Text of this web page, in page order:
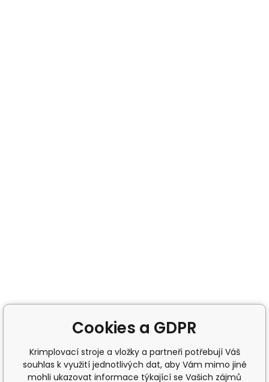
Cookies a GDPR
Krimplovací stroje a vložky a partneři potřebují Váš
souhlas k využití jednotlivých dat, aby Vám mimo jiné
mohli ukazovat informace týkající se Vašich zájmů